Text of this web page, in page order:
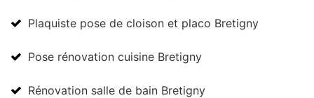
Plaquiste pose de cloison et placo Bretigny
Pose rénovation cuisine Bretigny
Rénovation salle de bain Bretigny